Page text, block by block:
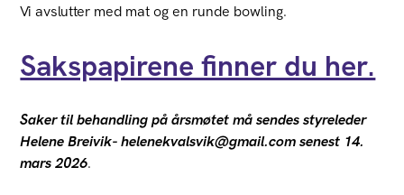
Vi avslutter med mat og en runde bowling.
Sakspapirene finner du her.
Saker til behandling på årsmøtet må sendes styreleder
Helene Breivik- helenekvalsvik@gmail.com senest 14.
mars 2026.